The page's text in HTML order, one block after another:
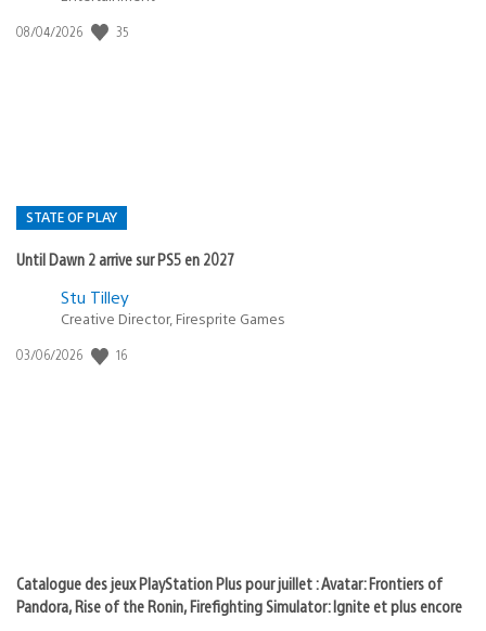
Date
08/04/2026 35
STATE OF PLAY
Until Dawn 2 arrive sur PS5 en 2027
Postée
:
Stu Tilley
Creative Director, Firesprite Games
Date
03/06/2026 16
Catalogue des jeux PlayStation Plus pour juillet : Avatar: Frontiers of
Pandora, Rise of the Ronin, Firefighting Simulator: Ignite et plus encore